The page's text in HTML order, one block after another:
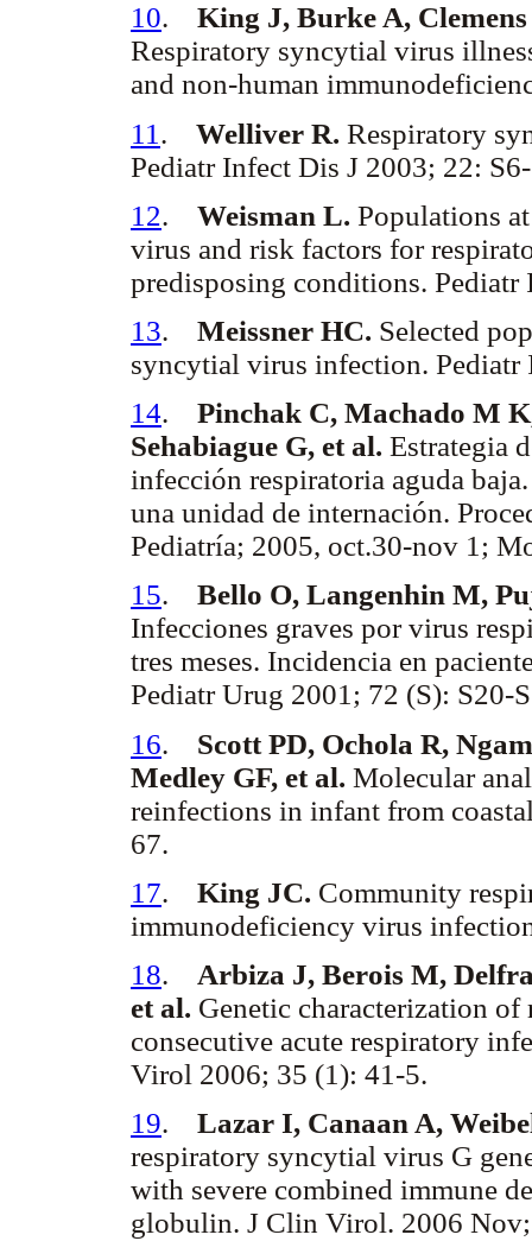
10. King J, Burke A,
Respiratory syncytial virus
and non-human
11 . Welliver R. Respiratory
Pediatr Infect Dis J 2003; 22:
12. Weisman L. Populations
virus and risk factors for
predisposing conditions.
13. Meissner HC. Selected
syncytial virus infection. Pediatr
14. Pinchak C, Machado M
Sehabiague G, et al. Estrategia
infección respiratoria aguda
una unidad de internación.
Pediatría; 2005, oct.30-nov 1;
15. Bello O, Langenhin M,
Infecciones graves por virus
tres meses. Incidencia en
Pediatr Urug 2001; 72 (S): S20-
16. Scott PD, Ochola R,
Medley GF, et al. Molecular
reinfections in infant from
67.
17. King JC. Community
immunodeficiency virus
18. Arbiza J, Berois M,
et al. Genetic characterization
consecutive acute respiratory
Virol 2006; 35 (1): 41-5.
19. Lazar I, Canaan A,
respiratory syncytial virus G
with severe combined immune
globulin. J Clin Virol. 2006